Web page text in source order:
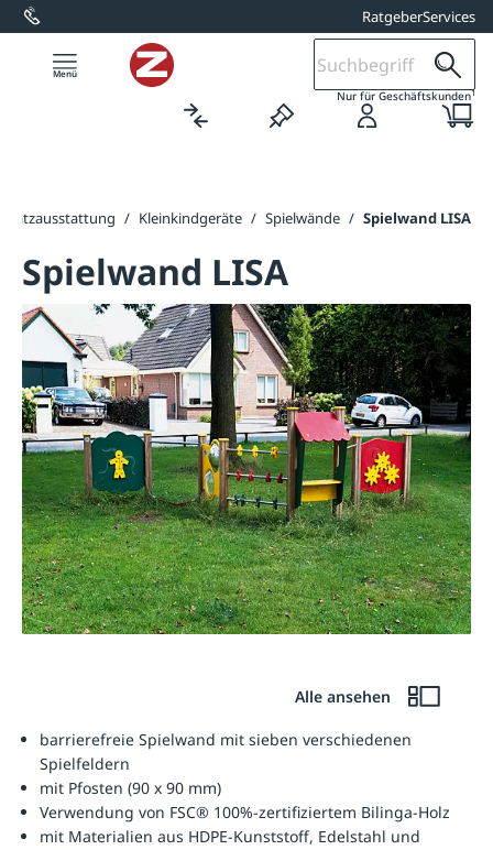
springen RatgeberServices
Nur für Geschäftskunden1
/ Kleinkindgeräte / Spielwände / Spielwand LISA
Spielwand LISA
Alle ansehen
barrierefreie Spielwand mit sieben verschiedenen
Spielfeldern
mit Pfosten (90 x 90 mm)
Verwendung von FSC® 100%-zertifiziertem Bilinga-Holz
mit Materialien aus HDPE-Kunststoff, Edelstahl und